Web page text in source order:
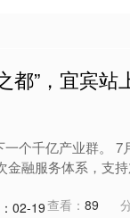
都”，宜宾站
个千亿产业群。 7
金融服务体系，支
02-19查看： 89